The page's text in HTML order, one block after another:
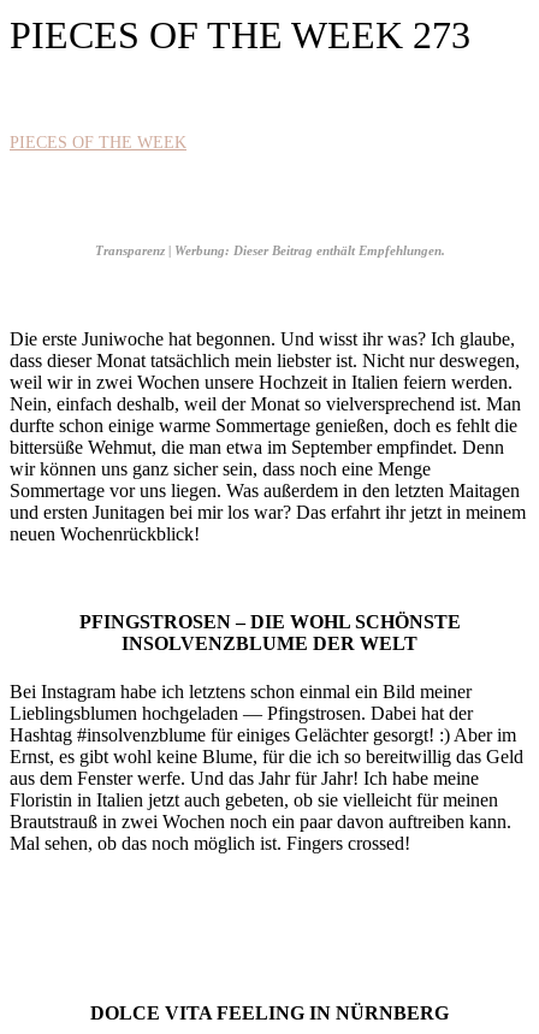
PIECES OF THE WEEK 273
PIECES OF THE WEEK
Transparenz | Werbung: Dieser Beitrag enthält Empfehlungen.
Die erste Juniwoche hat begonnen. Und wisst ihr was? Ich glaube,
dass dieser Monat tatsächlich mein liebster ist. Nicht nur deswegen,
weil wir in zwei Wochen unsere Hochzeit in Italien feiern werden.
Nein, einfach deshalb, weil der Monat so vielversprechend ist. Man
durfte schon einige warme Sommertage genießen, doch es fehlt die
bittersüße Wehmut, die man etwa im September empfindet. Denn
wir können uns ganz sicher sein, dass noch eine Menge
Sommertage vor uns liegen. Was außerdem in den letzten Maitagen
und ersten Junitagen bei mir los war? Das erfahrt ihr jetzt in meinem
neuen Wochenrückblick!
PFINGSTROSEN – DIE WOHL SCHÖNSTE
INSOLVENZBLUME DER WELT
Bei Instagram habe ich letztens schon einmal ein Bild meiner
Lieblingsblumen hochgeladen — Pfingstrosen. Dabei hat der
Hashtag #insolvenzblume für einiges Gelächter gesorgt! :) Aber im
Ernst, es gibt wohl keine Blume, für die ich so bereitwillig das Geld
aus dem Fenster werfe. Und das Jahr für Jahr! Ich habe meine
Floristin in Italien jetzt auch gebeten, ob sie vielleicht für meinen
Brautstrauß in zwei Wochen noch ein paar davon auftreiben kann.
Mal sehen, ob das noch möglich ist. Fingers crossed!
DOLCE VITA FEELING IN NÜRNBERG